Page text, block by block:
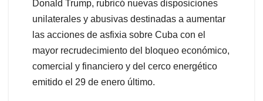
Donald Trump, rubricó nuevas disposiciones
unilaterales y abusivas destinadas a aumentar
las acciones de asfixia sobre Cuba con el
mayor recrudecimiento del bloqueo económico,
comercial y financiero y del cerco energético
emitido el 29 de enero último.